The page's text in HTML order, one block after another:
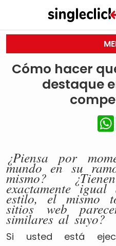
Cómo hacer
destaque
¿Piensa por
mundo en su
mismo?
exactamente
estilo, el mismo
sitios web
similares al suyo?
Si usted está